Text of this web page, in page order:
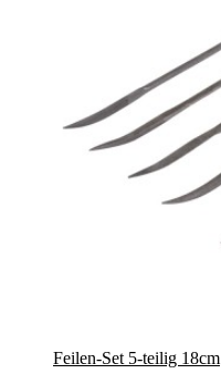
Feilen-Set 5-teilig 18cm